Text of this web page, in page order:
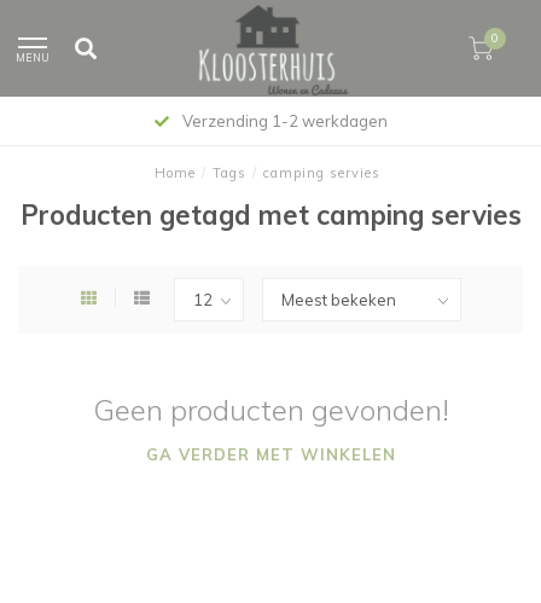
MENU
0
Verzending 1-2 werkdagen
Home / Tags / camping servies
Producten getagd met camping servies
Geen producten gevonden!
GA VERDER MET WINKELEN